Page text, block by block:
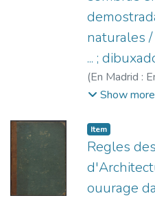
naturales
... ;
(En Madrid :
Gonzalez,1792
1787-1798
1762-1805;
Asensio,
Show more
Item
Regles
ouurage